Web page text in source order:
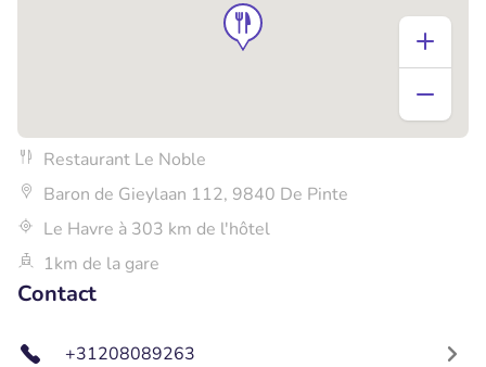
Restaurant Le Noble
Baron de Gieylaan 112, 9840 De Pinte
Le Havre à 303 km de l'hôtel
1km de la gare
Contact
+31208089263